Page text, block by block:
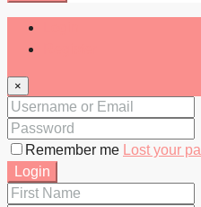
×
Remember me Lost your
Login